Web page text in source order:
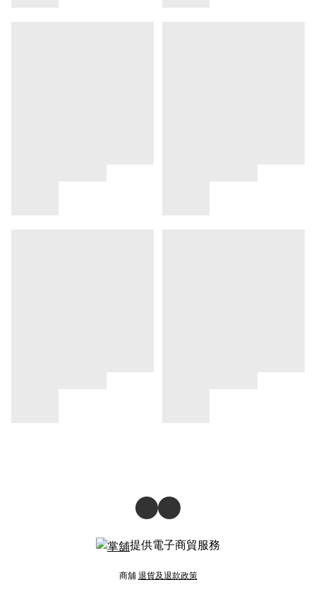
提供電子商貿服務
商舖退貨及退款政策